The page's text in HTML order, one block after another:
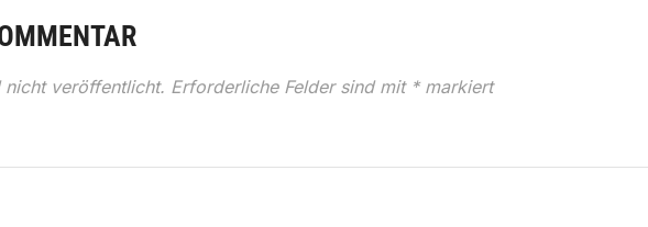
nicht veröffentlicht. Erforderliche Felder sind mit *markiert